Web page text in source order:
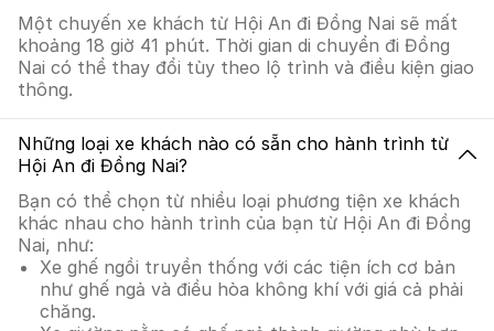
Một chuyến xe khách từ Hội An đi Đồng Nai sẽ mất
khoảng 18 giờ 41 phút. Thời gian di chuyển đi Đồng
Nai có thể thay đổi tùy theo lộ trình và điều kiện giao
thông.
Những loại xe khách nào có sẵn cho hành trình từ
Hội An đi Đồng Nai?
Bạn có thể chọn từ nhiều loại phương tiện xe khách
khác nhau cho hành trình của bạn từ Hội An đi Đồng
Nai, như:
Xe ghế ngồi truyền thống với các tiện ích cơ bản
như ghế ngả và điều hòa không khí với giá cả phải
chăng.